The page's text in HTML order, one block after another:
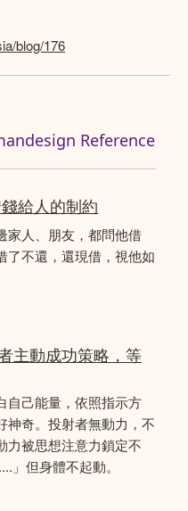
blog/176
Reference
給人的制約
家人、朋友，都問他借
了不還，還現借，視他如
主動成功策略，等
自己能量，依照指示方
神奇。投射者無動力，不
力被思想注意力鎖定不
」但身體不起動。